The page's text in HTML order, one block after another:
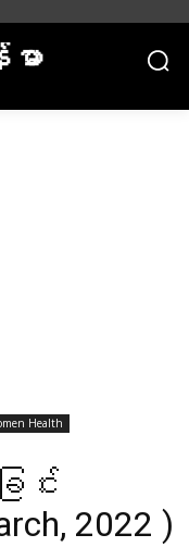
ာ
Health
င်း
2022 )